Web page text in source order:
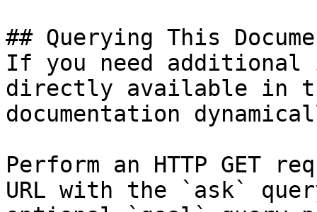
## Querying This
If you need
directly available in
documentation
Perform an HTTP GET
URL with the `ask`